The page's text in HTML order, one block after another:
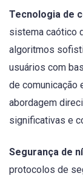
Tecnologia de
sistema caótico
algoritmos
usuários com
de comunicação
abordagem
significativas e
Segurança de
protocolos de